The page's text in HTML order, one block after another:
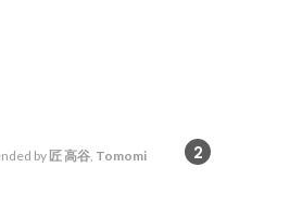
2
by 匠 高谷, Tomomi